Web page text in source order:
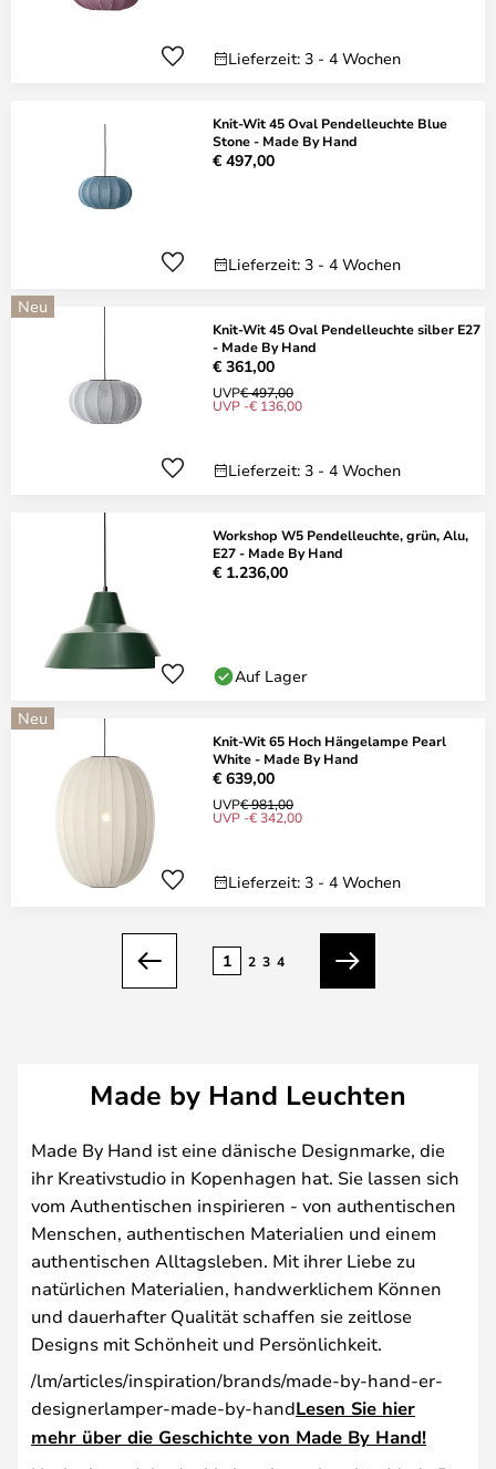
Lieferzeit: 3 - 4 Wochen
Knit-Wit 45 Oval Pendelleuchte Blue
Stone - Made By Hand
€ 497,00
Lieferzeit: 3 - 4 Wochen
Neu
Knit-Wit 45 Oval Pendelleuchte silber E27
- Made By Hand
€ 361,00
UVP€ 497,00
UVP -€ 136,00
Lieferzeit: 3 - 4 Wochen
Workshop W5 Pendelleuchte, grün, Alu,
E27 - Made By Hand
€ 1.236,00
Auf Lager
Neu
Knit-Wit 65 Hoch Hängelampe Pearl
White - Made By Hand
€ 639,00
UVP€ 981,00
UVP -€ 342,00
Lieferzeit: 3 - 4 Wochen
Zurück
1 2 3 4
Weiter
Made by Hand Leuchten
Made By Hand ist eine dänische Designmarke, die
ihr Kreativstudio in Kopenhagen hat. Sie lassen sich
vom Authentischen inspirieren - von authentischen
Menschen, authentischen Materialien und einem
authentischen Alltagsleben. Mit ihrer Liebe zu
natürlichen Materialien, handwerklichem Können
und dauerhafter Qualität schaffen sie zeitlose
Designs mit Schönheit und Persönlichkeit.
/lm/articles/inspiration/brands/made-by-hand-er-
designerlamper-made-by-handLesen Sie hier
mehr über die Geschichte von Made By Hand!